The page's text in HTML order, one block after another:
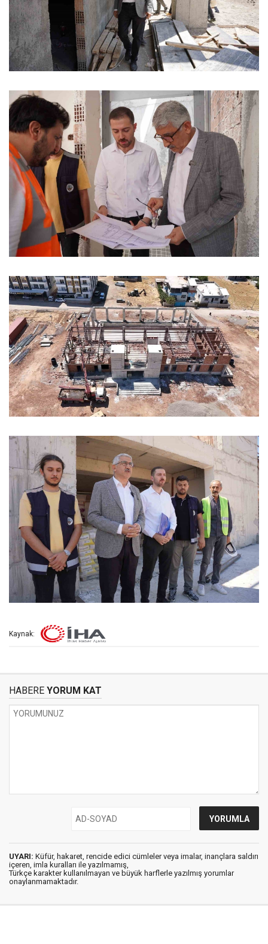
Kaynak:
HABERE YORUM KAT
UYARI: Küfür, hakaret, rencide edici cümleler veya imalar, inançlara saldırı
içeren, imla kuralları ile yazılmamış,
Türkçe karakter kullanılmayan ve büyük harflerle yazılmış yorumlar
onaylanmamaktadır.